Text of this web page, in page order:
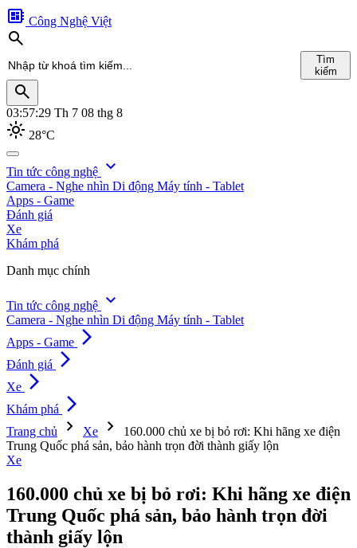
developer_board Công Nghệ Việt
search
Tìm
kiếm
search
03:57:30 Th 7 08 thg 8
light_mode 28°C
search
Tin tức công nghệ expand_more
Camera - Nghe nhìn Di động Máy tính - Tablet
Apps - Game
Đánh giá
Xe
Khám phá
Danh mục chính
Tin tức công nghệ expand_more
Camera - Nghe nhìn Di động Máy tính - Tablet
Apps - Game arrow_forward_ios
Đánh giá arrow_forward_ios
Xe arrow_forward_ios
Khám phá arrow_forward_ios
Trang chủ chevron_right Xe chevron_right
160.000 chủ xe bị bỏ rơi: Khi hãng xe điện
Trung Quốc phá sản, bảo hành trọn đời thành giấy lộn
Xe
160.000 chủ xe bị bỏ rơi: Khi hãng xe điện
Trung Quốc phá sản, bảo hành trọn đời
thành giấy lộn